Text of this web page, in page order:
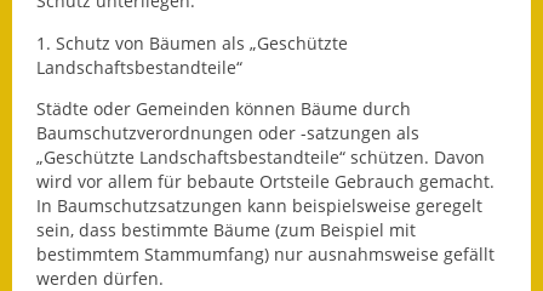
Wagner-Werkstatt
Informationsbroschüre
Lärmaktionsplan
Leichte Sprache
Infos in Leichter Sprache
1. Schutz von Bäumen als „Geschützte
Landschaftsbestandteile“
Städte oder Gemeinden können Bäume durch
Baumschutzverordnungen oder -satzungen als
„Geschützte Landschaftsbestandteile“ schützen. Davon
wird vor allem für bebaute Ortsteile Gebrauch gemacht.
In Baumschutzsatzungen kann beispielsweise geregelt
sein, dass bestimmte Bäume (zum Beispiel mit
bestimmtem Stammumfang) nur ausnahmsweise gefällt
werden dürfen.